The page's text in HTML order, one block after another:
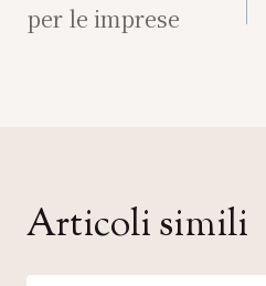
per le imprese
Articoli simili